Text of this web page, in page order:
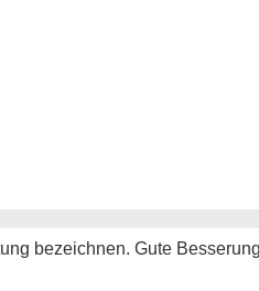
bezeichnen. Gute Besserung